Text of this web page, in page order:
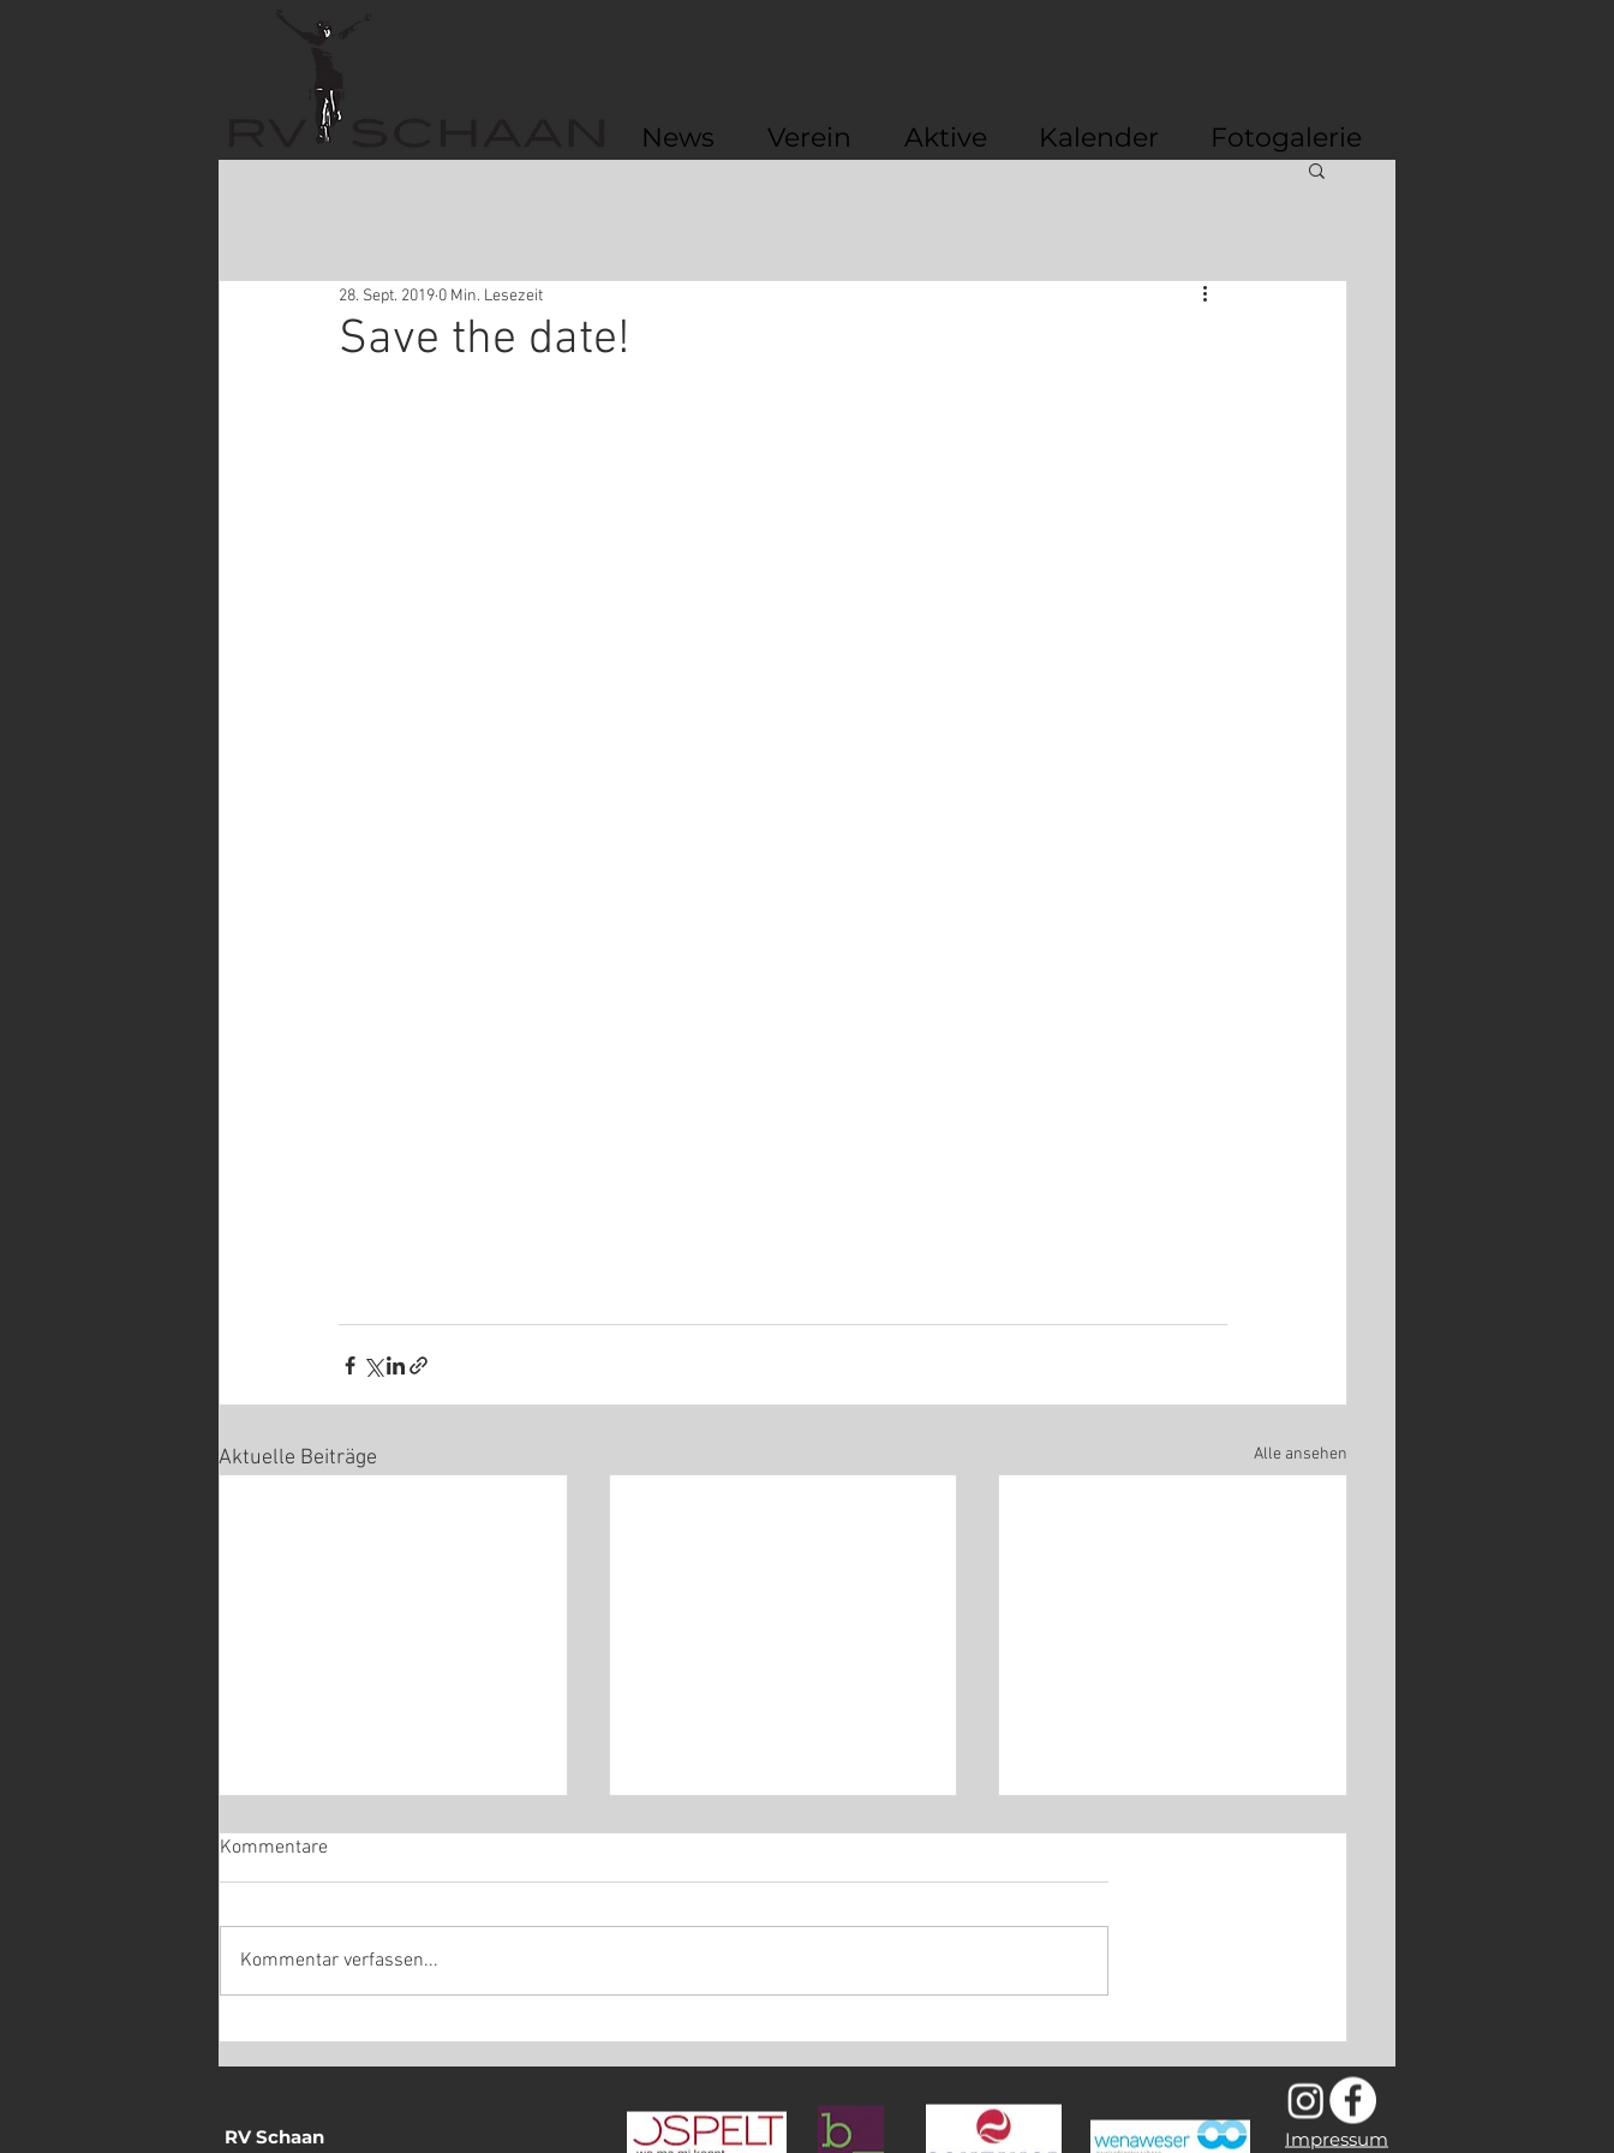
News Verein Aktive Kalender Fotogalerie
Save the date!
28. Sept. 2019 0 Min. Lesezeit
Aktuelle Beiträge Alle ansehen
Flavio Knaus ist zurück
Kommentare
Kommentar verfassen...
RV Schaan Impressum